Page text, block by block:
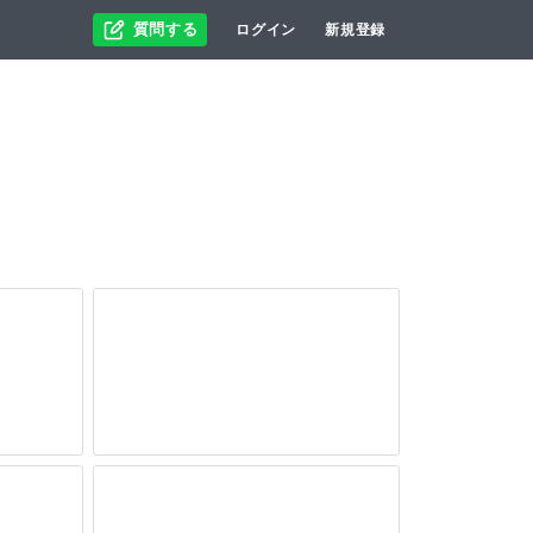
質問する ログイン 新規登録